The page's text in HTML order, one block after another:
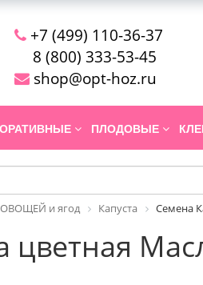
+7 (499) 110-36-37
8 (800) 333-53-45
shop@opt-hoz.ru
ПЛОДОВЫЕ
и ягод Капуста Семена
цветная